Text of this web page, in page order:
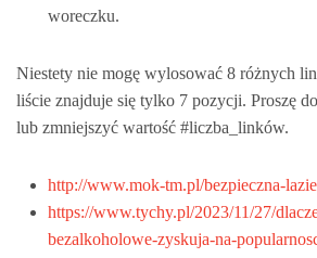
woreczku.
Niestety nie mogę wylosować 8 różnych
liście znajduje się tylko 7 pozycji. Proszę
lub zmniejszyć wartość #liczba_linków.
http://www.mok-tm.pl/bezpieczna-
https://www.tychy.pl/2023/11/27/
bezalkoholowe-zyskuja-na-